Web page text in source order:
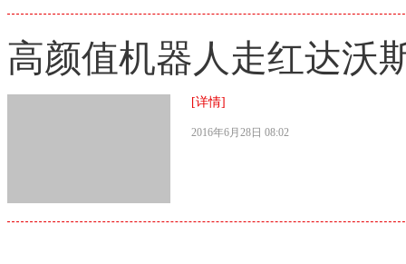
高颜值机器人走红达沃
[详情]
2016年6月28日 08:02